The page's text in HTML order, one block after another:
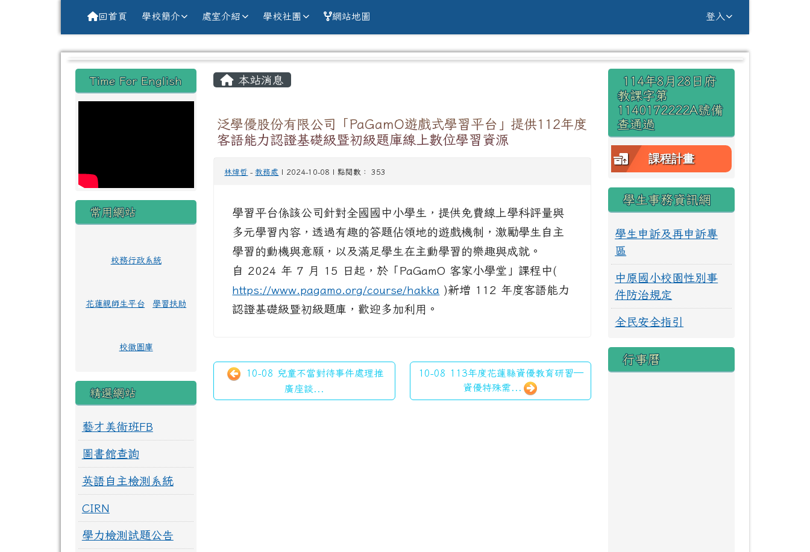
花蓮縣花蓮市中原國小全球資訊網Hualien county Chung Yuan Primary
回首頁 學校簡介 處室介紹 學校社團 網站地圖 登入
⏸
左邊區域內容
Time For English
常用網站
校務行政系統
花蓮親師生平台 學習扶助
校徽圖庫
精選網站
藝才美術班FB
圖書館查詢
英語自主檢測系統
CIRN
學力檢測試題公告
主內容區域
本站消息
泛學優股份有限公司「PaGamO遊戲式學習平台」提供112年度
客語能力認證基礎級暨初級題庫線上數位學習資源
林煒哲 -教務處 | 2024-10-08 | 點閱數： 353
學習平台係該公司針對全國國中小學生，提供免費線上學科評量與
多元學習內容，透過有趣的答題佔領地的遊戲機制，激勵學生自主
學習的動機與意願，以及滿足學生在主動學習的樂趣與成就。
自 2024 年 7 月 15 日起，於「PaGamO 客家小學堂」課程中(
https://www.pagamo.org/course/hakka )新增 112 年度客語能力
認證基礎級暨初級題庫，歡迎多加利用。
10-08 兒童不當對待事件處理推
廣座談...
10-08 113年度花蓮縣資優教育研習—
資優特殊需...
右邊區域內容
114年8月28日府
教課字第
1140172222A號備
查通過
課程計畫
學生事務資訊網
學生申訴及再申訴專
區
中原國小校園性別事
件防治規定
全民安全指引
行事曆
頁尾區域